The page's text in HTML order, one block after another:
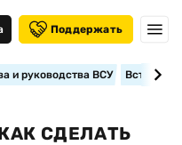
Поддержать
и руководства ВСУ
СДЕЛАТЬ